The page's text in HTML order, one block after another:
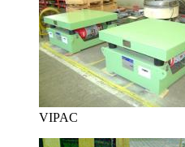
VIPAC